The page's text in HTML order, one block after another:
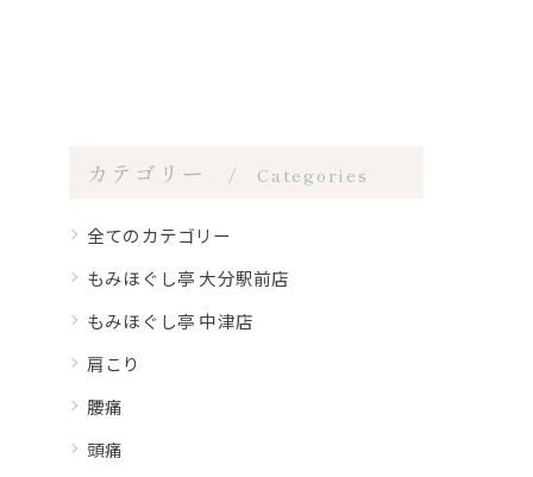
カテゴリー Categories
全てのカテゴリー
もみほぐし亭 大分駅前店
もみほぐし亭 中津店
肩こり
腰痛
頭痛